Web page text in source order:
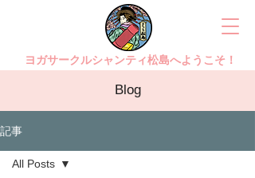
ヨガサークルシャンティ松島へようこそ！
Blog
記事
All Posts